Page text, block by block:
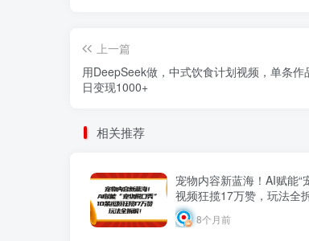
上一篇
用DeepSeek做，中式饮食计划视频，单条
日变现1000+
相关推荐
宠物内容新蓝海！AI赋能“
视频狂揽17万赞，玩法全
8个月前